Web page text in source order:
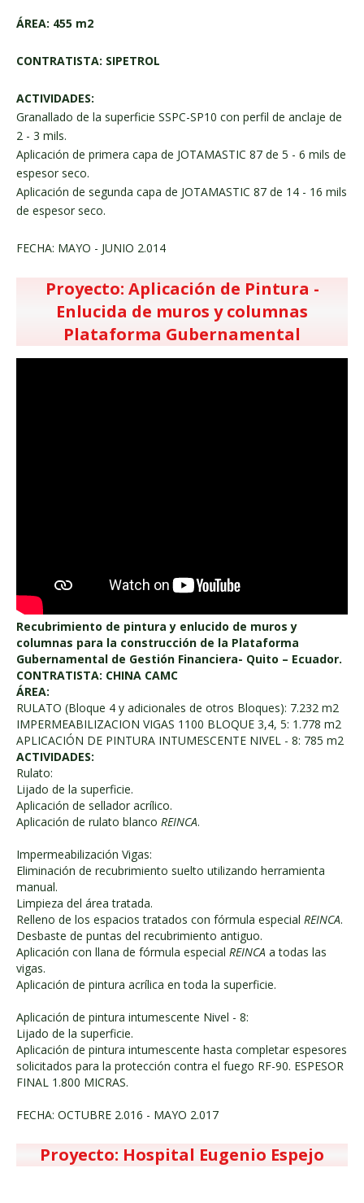
ÁREA: 455 m2
CONTRATISTA: SIPETROL
ACTIVIDADES:
Granallado de la superficie SSPC-SP10 con perfil de anclaje de
2 - 3 mils.
Aplicación de primera capa de JOTAMASTIC 87 de 5 - 6 mils de
espesor seco.
Aplicación de segunda capa de JOTAMASTIC 87 de 14 - 16 mils
de espesor seco.
FECHA: MAYO - JUNIO 2.014
Proyecto: Aplicación de Pintura -
Enlucida de muros y columnas
Plataforma Gubernamental
Recubrimiento de pintura y enlucido de muros y
columnas para la construcción de la Plataforma
Gubernamental de Gestión Financiera- Quito – Ecuador.
CONTRATISTA: CHINA CAMC
ÁREA:
RULATO (Bloque 4 y adicionales de otros Bloques): 7.232 m2
IMPERMEABILIZACION VIGAS 1100 BLOQUE 3,4, 5: 1.778 m2
APLICACIÓN DE PINTURA INTUMESCENTE NIVEL - 8: 785 m2
ACTIVIDADES:
Rulato:
Lijado de la superficie.
Aplicación de sellador acrílico.
Aplicación de rulato blanco REINCA.
Impermeabilización Vigas:
Eliminación de recubrimiento suelto utilizando herramienta
manual.
Limpieza del área tratada.
Relleno de los espacios tratados con fórmula especial REINCA.
Desbaste de puntas del recubrimiento antiguo.
Aplicación con llana de fórmula especial REINCA a todas las
vigas.
Aplicación de pintura acrílica en toda la superficie.
Aplicación de pintura intumescente Nivel - 8:
Lijado de la superficie.
Aplicación de pintura intumescente hasta completar espesores
solicitados para la protección contra el fuego RF-90. ESPESOR
FINAL 1.800 MICRAS.
FECHA: OCTUBRE 2.016 - MAYO 2.017
Proyecto: Hospital Eugenio Espejo